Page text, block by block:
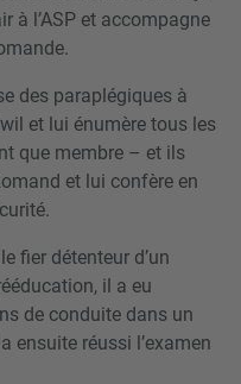
à l’ASP et accompagne
des paraplégiques à
et lui énumère tous les
que membre – et ils
et lui confère en
fier détenteur d’un
il a eu
de conduite dans un
ensuite réussi l’examen